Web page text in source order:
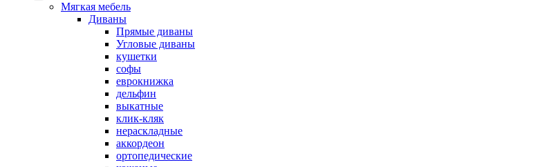
Мягкая мебель
Диваны
Прямые диваны
Угловые диваны
кушетки
софы
еврокнижка
дельфин
выкатные
клик-кляк
нераскладные
аккордеон
ортопедические